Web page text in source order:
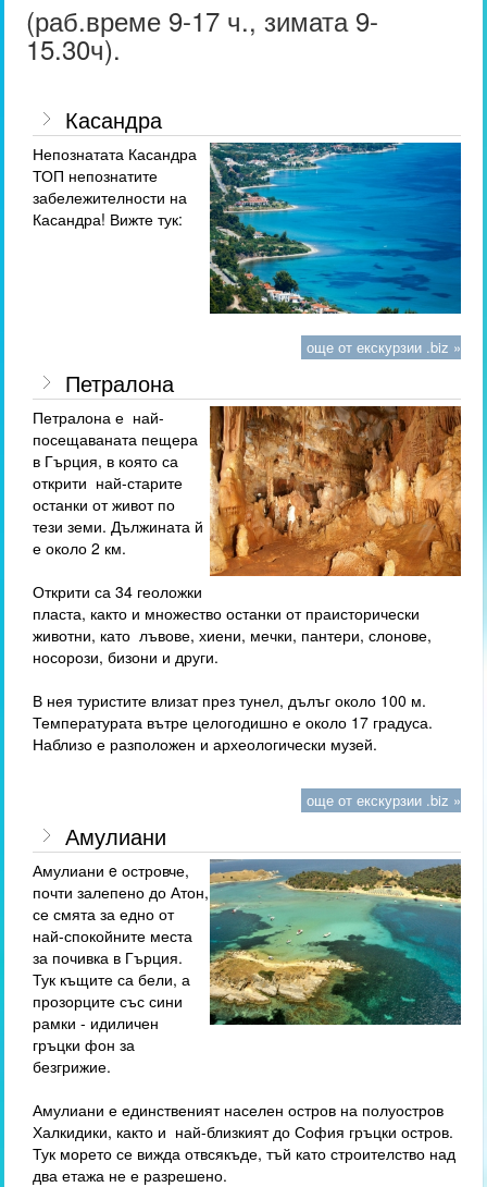
(раб.време 9-17 ч., зимата 9-
15.30ч).
Касандра
Непознатата Касандра
ТОП непознатите
забележителности на
Касандра! Вижте тук:
още от екскурзии .biz »
Петралона
Петралона е най-
посещаваната пещера
в Гърция, в която са
открити най-старите
останки от живот по
тези земи. Дължината й
е около 2 км.
Открити са 34 геоложки
пласта, както и множество останки от праисторически
животни, като лъвове, хиени, мечки, пантери, слонове,
носорози, бизони и други.
В нея туристите влизат през тунел, дълъг около 100 м.
Температурата вътре целогодишно е около 17 градуса.
Наблизо е разположен и археологически музей.
още от екскурзии .biz »
Амулиани
Амулиани e островче,
почти залепено до Атон,
се смята за едно от
най-спокойните места
за почивка в Гърция.
Тук къщите са бели, а
прозорците със сини
рамки - идиличен
гръцки фон за
безгрижие.
Амулиани е единственият населен остров на полуостров
Халкидики, както и най-близкият до София гръцки остров.
Тук морето се вижда отвсякъде, тъй като строителство над
два етажа не е разрешено.